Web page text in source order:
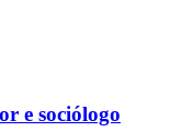
e sociólogo